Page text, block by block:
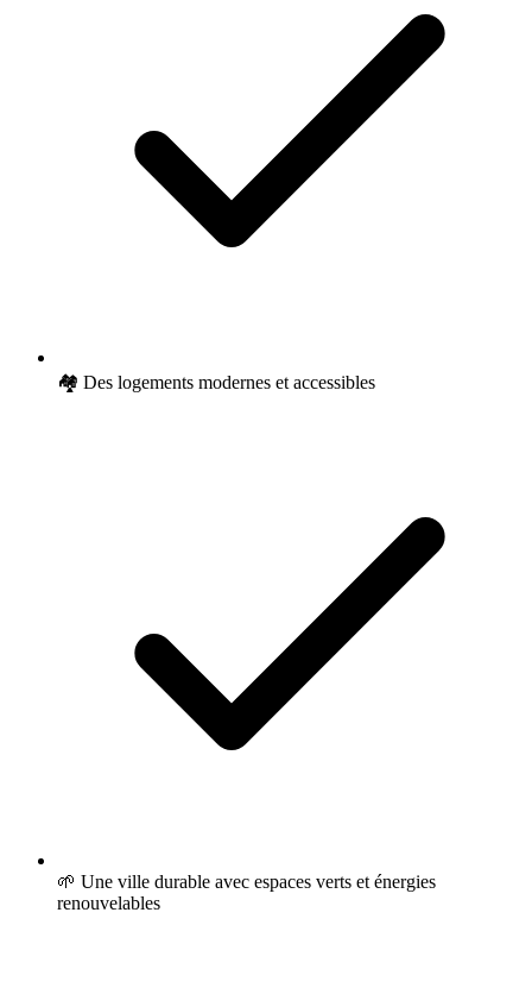
🏘 Des logements modernes et accessibles
🌱 Une ville durable avec espaces verts et énergies
renouvelables